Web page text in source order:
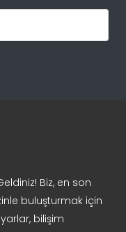
Biz, en son
buluşturmak için
bilişim